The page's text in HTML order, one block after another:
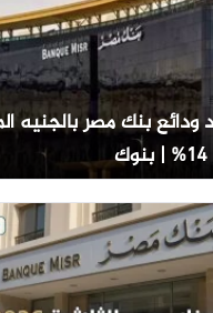
بنك مصر بالجنيه